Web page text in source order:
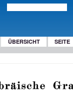
ÜBERSICHT SEITE